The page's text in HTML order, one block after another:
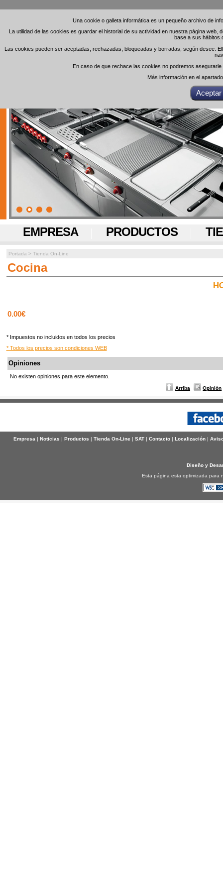
Una cookie o galleta informática es un pequeño archivo de
La utilidad de las cookies es guardar el historial de su actividad en nuestra página
base a sus hábitos
Las cookies pueden ser aceptadas, rechazadas, bloqueadas y borradas, según desee.
En caso de que rechace las cookies no podremos
Más información en el
Una cookie o galleta informática es un pequeño archivo de
La utilidad de las cookies es guardar el historial de su actividad en nuestra página
base a sus hábitos
Las cookies pueden ser aceptadas, rechazadas, bloqueadas y borradas, según desee.
En caso de que rechace las cookies no podremos
Más información en el
EMPRESA PRODUCTOS
Portada > Tienda On-Line
Cocina
0.00€
* Impuestos no incluidos en todos los precios
* Todos los precios son condiciones WEB
Opiniones
No existen opiniones para este elemento.
Arriba Opinión
Empresa| Noticias | Productos | Tienda On-Line | SAT| Contacto| Localización|
Diseño y
Esta página esta optimizada para